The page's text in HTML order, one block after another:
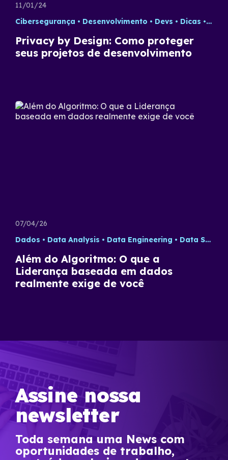
11/01/24
Cibersegurança
Desenvolvimento Devs Dicas
Privacy by Design: Como proteger
seus projetos de desenvolvimento
07/04/26
Dados
Data Analysis Data Engineering Data Science
Além do Algoritmo: O que a
Liderança baseada em dados
realmente exige de você
Assine nossa
newsletter
Toda semana uma News com
oportunidades de trabalho,